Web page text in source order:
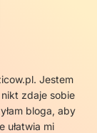
Jestem
zdaje sobie
bloga, aby
ułatwia mi